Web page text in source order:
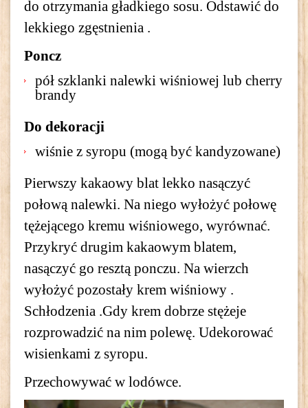
do otrzymania gładkiego sosu. Odstawić do
lekkiego zgęstnienia .
Poncz
pół szklanki nalewki wiśniowej lub cherry
brandy
Do dekoracji
wiśnie z syropu (mogą być kandyzowane)
Pierwszy kakaowy blat lekko nasączyć
połową nalewki. Na niego wyłożyć połowę
tężejącego kremu wiśniowego, wyrównać.
Przykryć drugim kakaowym blatem,
nasączyć go resztą ponczu. Na wierzch
wyłożyć pozostały krem wiśniowy .
Schłodzenia .Gdy krem dobrze stężeje
rozprowadzić na nim polewę. Udekorować
wisienkami z syropu.
Przechowywać w lodówce.